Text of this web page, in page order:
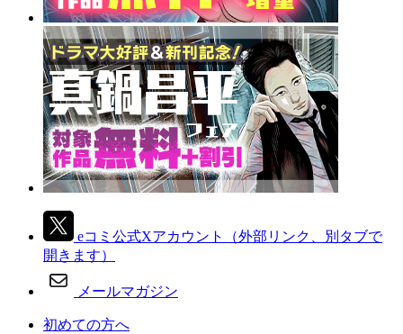
eコミ公式Xアカウント
（外部リンク、別タブで
開きます）
メールマガジン
初めての方へ